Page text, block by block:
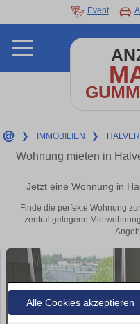
Alle Cookies akzeptieren
Event
❯ IMMOBILIEN ❯ HALVER
Wohnung mieten in
Jetzt eine Wohnung in
Finde die perfekte Wohnung
zentral gelegene